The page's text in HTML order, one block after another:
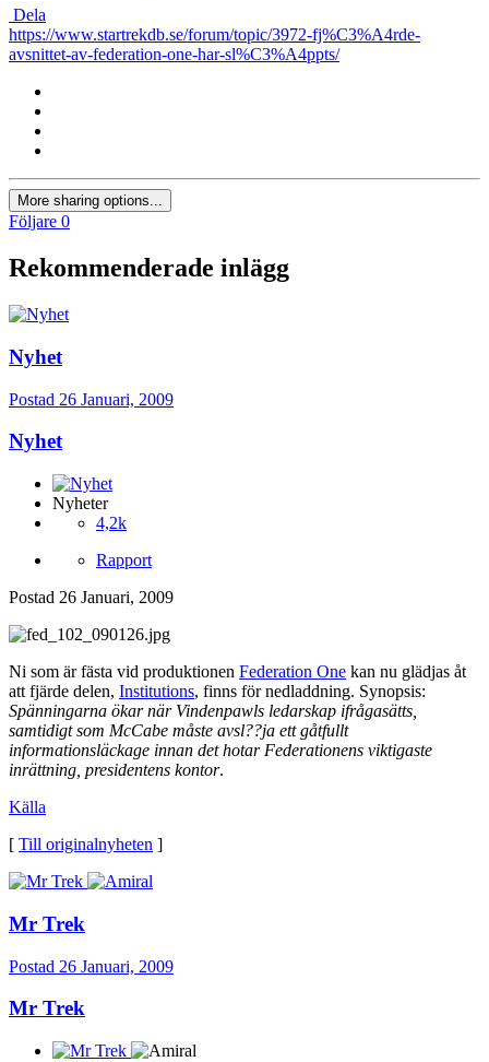
Dela
https://www.startrekdb.se/forum/topic/3972-fj%C3%A4rde-
avsnittet-av-federation-one-har-sl%C3%A4ppts/
More sharing options...
Följare 0
Rekommenderade inlägg
Nyhet
Postad 26 Januari, 2009
Nyhet
Nyheter
4,2k
Rapport
Postad 26 Januari, 2009
Ni som är fästa vid produktionen Federation One kan nu glädjas åt
att fjärde delen, Institutions, finns för nedladdning. Synopsis:
Spänningarna ökar när Vindenpawls ledarskap ifrågasätts,
samtidigt som McCabe måste avsl??ja ett gåtfullt
informationsläckage innan det hotar Federationens viktigaste
inrättning, presidentens kontor.
Källa
[ Till originalnyheten ]
Mr Trek
Postad 26 Januari, 2009
Mr Trek